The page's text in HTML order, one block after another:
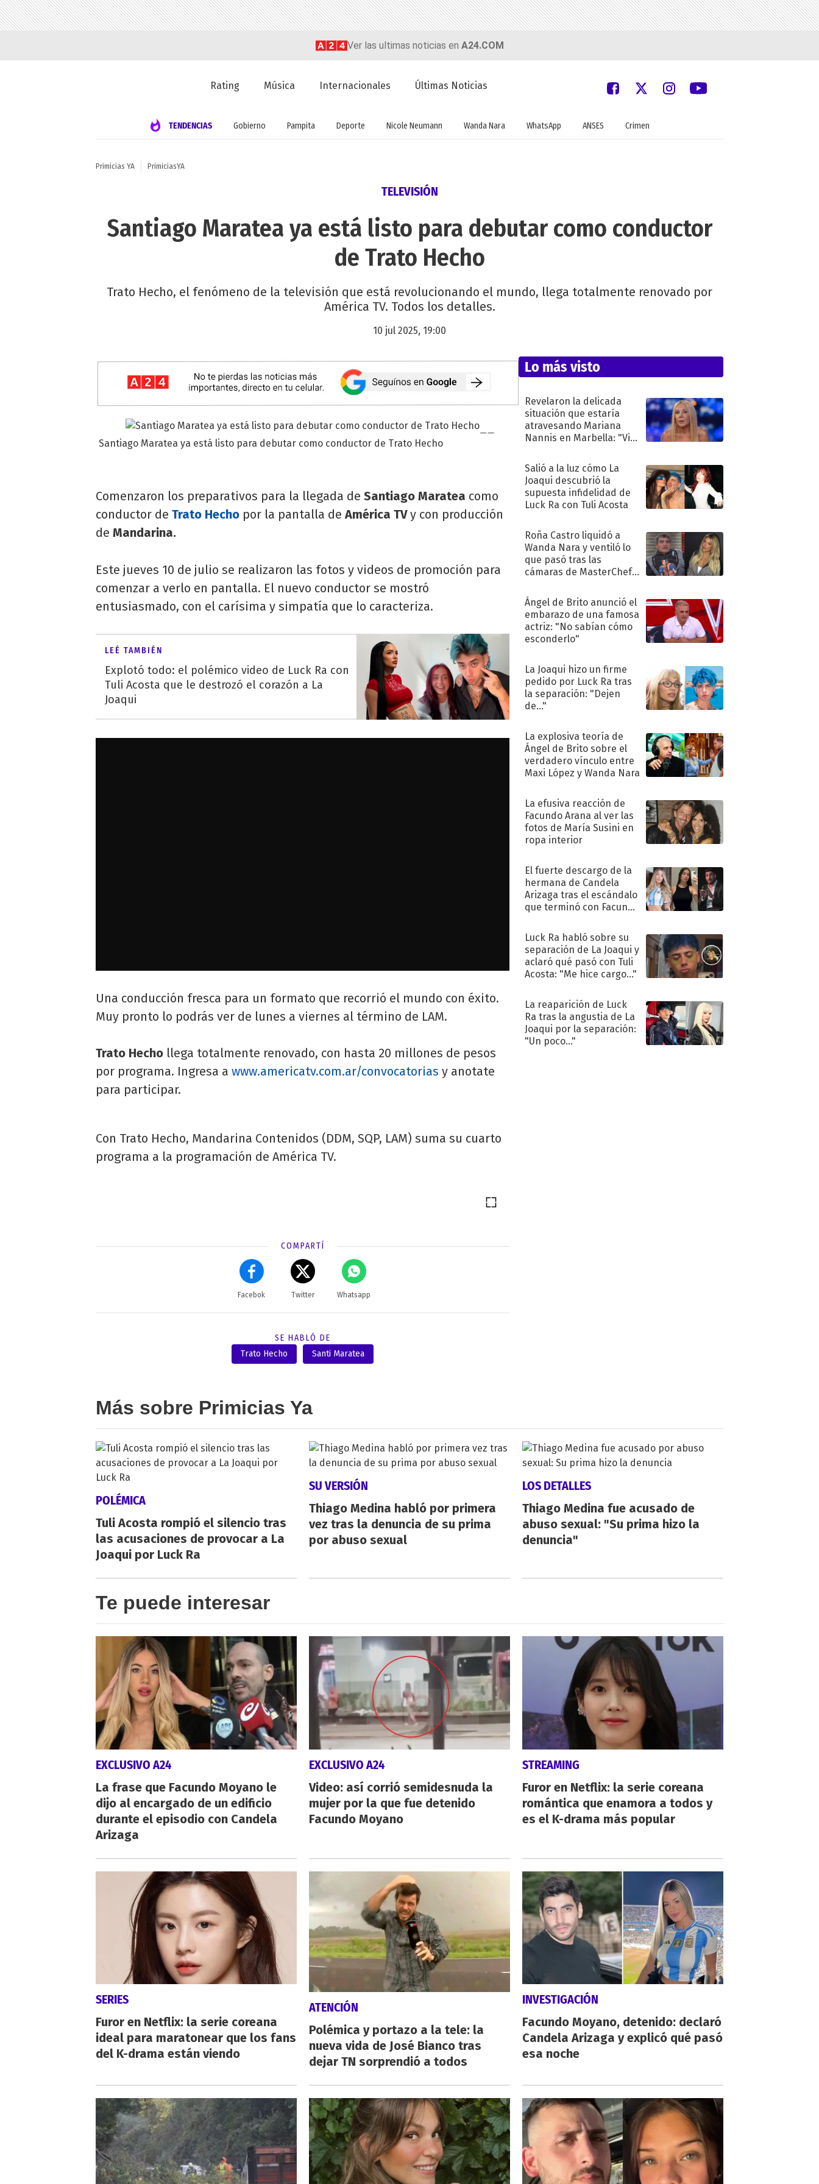
Ver las ultimas noticias en A24.COM
Rating Música Internacionales Últimas Noticias
TENDENCIAS Gobierno Pampita Deporte Nicole Neumann Wanda Nara WhatsApp ANSES Crimen
Primicias YA PrimiciasYA
TELEVISIÓN
Santiago Maratea ya está listo para debutar como conductor
de Trato Hecho
Trato Hecho, el fenómeno de la televisión que está revolucionando el mundo, llega totalmente renovado por
América TV. Todos los detalles.
10 jul 2025, 19:00
Santiago Maratea ya está listo para debutar como conductor de Trato Hecho
Comenzaron los preparativos para la llegada de Santiago Maratea como
conductor de Trato Hecho por la pantalla deAmérica TVy con producción
de Mandarina.
Este jueves 10 de julio se realizaron las fotos y videos de promoción para
comenzar a verlo en pantalla. El nuevo conductor se mostró
entusiasmado, con el carísima y simpatía que lo caracteriza.
LEÉ TAMBIÉN
Explotó todo: el polémico video de Luck Ra con
Tuli Acosta que le destrozó el corazón a La
Joaqui
Una conducción fresca para un formato que recorrió el mundo con éxito.
Muy pronto lo podrás ver de lunes a viernes al término de LAM.
Trato Hecho llega totalmente renovado, con hasta 20 millones de pesos
por programa. Ingresa a www.americatv.com.ar/convocatorias y anotate
para participar.
Con Trato Hecho, Mandarina Contenidos (DDM, SQP, LAM) suma su cuarto
programa a la programación de América TV.
COMPARTÍ
Facebok Twitter Whatsapp
SE HABLÓ DE
Trato Hecho
Santi Maratea
Lo más visto
Revelaron la delicada
situación que estaría
atravesando Mariana
Nannis en Marbella: "Vive
Salió a la luz cómo La
Joaqui descubrió la
supuesta infidelidad de
Luck Ra con Tuli Acosta
Roña Castro liquidó a
Wanda Nara y ventiló lo
que pasó tras las
cámaras de MasterChef
Ángel de Brito anunció el
embarazo de una famosa
actriz: "No sabían cómo
esconderlo"
La Joaqui hizo un firme
pedido por Luck Ra tras
la separación: "Dejen
de..."
La explosiva teoría de
Ángel de Brito sobre el
verdadero vínculo entre
Maxi López y Wanda Nara
La efusiva reacción de
Facundo Arana al ver las
fotos de María Susini en
ropa interior
El fuerte descargo de la
hermana de Candela
Arizaga tras el escándalo
que terminó con Facundo
Luck Ra habló sobre su
separación de La Joaqui y
aclaró qué pasó con Tuli
Acosta: "Me hice cargo..."
La reaparición de Luck
Ra tras la angustia de La
Joaqui por la separación:
"Un poco..."
Más sobre Primicias Ya
POLÉMICA
Tuli Acosta rompió el silencio tras
las acusaciones de provocar a La
Joaqui por Luck Ra
SU VERSIÓN
Thiago Medina habló por primera
vez tras la denuncia de su prima
por abuso sexual
LOS DETALLES
Thiago Medina fue acusado de
abuso sexual: "Su prima hizo la
denuncia"
Te puede interesar
EXCLUSIVO A24
La frase que Facundo Moyano le
dijo al encargado de un edificio
durante el episodio con Candela
Arizaga
EXCLUSIVO A24
Video: así corrió semidesnuda la
mujer por la que fue detenido
Facundo Moyano
STREAMING
Furor en Netflix: la serie coreana
romántica que enamora a todos y
es el K-drama más popular
SERIES
Furor en Netflix: la serie coreana
ideal para maratonear que los fans
del K-drama están viendo
ATENCIÓN
Polémica y portazo a la tele: la
nueva vida de José Bianco tras
dejar TN sorprendió a todos
INVESTIGACIÓN
Facundo Moyano, detenido: declaró
Candela Arizaga y explicó qué pasó
esa noche